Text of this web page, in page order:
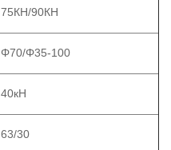
75КН/90КН
Φ70/Φ35-100
40кН
63/30